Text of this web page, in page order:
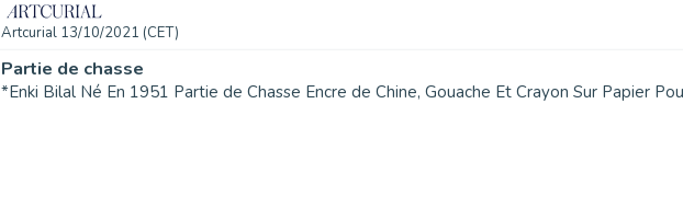
Artcurial 13/10/2021 (CET)
Partie de chasse